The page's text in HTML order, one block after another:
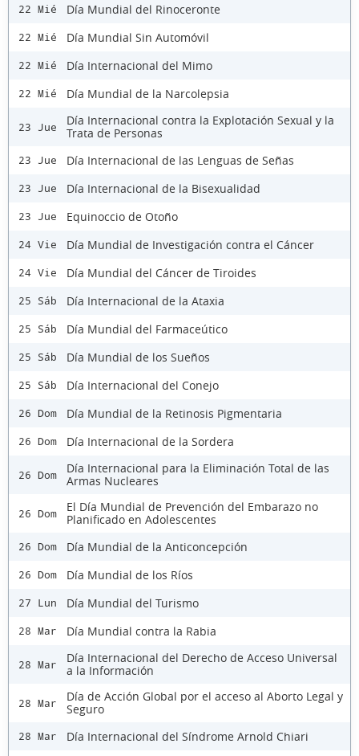
22 Mié Día Mundial del Rinoceronte
22 Mié Día Mundial Sin Automóvil
22 Mié Día Internacional del Mimo
22 Mié Día Mundial de la Narcolepsia
23 Jue
Día Internacional contra la Explotación Sexual y la
Trata de Personas
23 Jue Día Internacional de las Lenguas de Señas
23 Jue Día Internacional de la Bisexualidad
23 Jue Equinoccio de Otoño
24 Vie Día Mundial de Investigación contra el Cáncer
24 Vie Día Mundial del Cáncer de Tiroides
25 Sáb Día Internacional de la Ataxia
25 Sáb Día Mundial del Farmaceútico
25 Sáb Día Mundial de los Sueños
25 Sáb Día Internacional del Conejo
26 Dom Día Mundial de la Retinosis Pigmentaria
26 Dom Día Internacional de la Sordera
26 Dom
Día Internacional para la Eliminación Total de las
Armas Nucleares
26 Dom
El Día Mundial de Prevención del Embarazo no
Planificado en Adolescentes
26 Dom Día Mundial de la Anticoncepción
26 Dom Día Mundial de los Ríos
27 Lun Día Mundial del Turismo
28 Mar Día Mundial contra la Rabia
28 Mar
Día Internacional del Derecho de Acceso Universal
a la Información
28 Mar
Día de Acción Global por el acceso al Aborto Legal y
Seguro
28 Mar Día Internacional del Síndrome Arnold Chiari